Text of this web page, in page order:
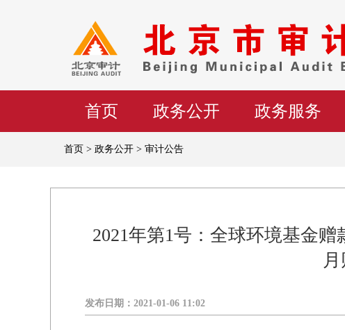
首页 政务公开 政务服务
首页 > 政务公开 > 审计公告
2021年第1号：全球环境基金
发布日期： 2021-01-06 11:02